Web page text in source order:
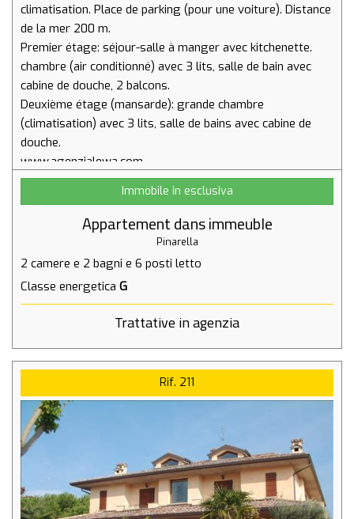
climatisation. Place de parking (pour une voiture). Distance
de la mer 200 m.
Premier étage: séjour-salle à manger avec kitchenette.
chambre (air conditionné) avec 3 lits, salle de bain avec
cabine de douche, 2 balcons.
Deuxième étage (mansarde): grande chambre
(climatisation) avec 3 lits, salle de bains avec cabine de
douche.
Immobile in esclusiva
Appartement dans immeuble
Pinarella
2 camere e 2 bagni e 6 posti letto
Classe energetica G
Trattative in agenzia
Rif. 211